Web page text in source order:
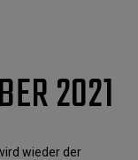
2021
wieder der